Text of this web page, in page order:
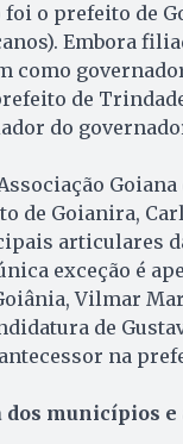
foi o prefeito de
Embora
como
de
do
de Goianira,
articulares
exceção é
Vilmar
de
na
municípios e